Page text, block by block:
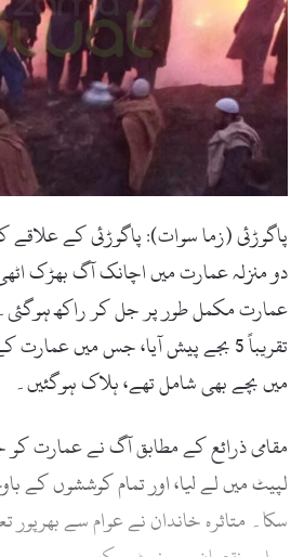
پاگوڑئی (زما سوات): پاگوڑئی کے
دو منزلہ عمارت میں اچانک آگ بھڑک
عمارت مکمل طور پر جل کر راکھ
میں بچے بھی شامل تھے، ہلاک ہوگئیں۔
مقامی ذرائع کے مطابق آگ نے عمارت کو
لپیٹ میں لے لیا، اور تمام کوششوں کے
سکا۔ متاثرہ خاندان نے عوام سے بھرپور